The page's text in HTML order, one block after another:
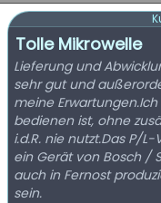
Tolle Mikrowelle
Lieferung und
sehr gut und
meine
bedienen ist, ohne
i.d.R. nie nutzt.Das P/
ein Gerät von Bosch /
auch in Fernost
sein.